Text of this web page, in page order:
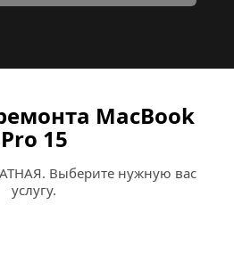
MacBook
Pro 15
Выберите нужную вас
услугу.